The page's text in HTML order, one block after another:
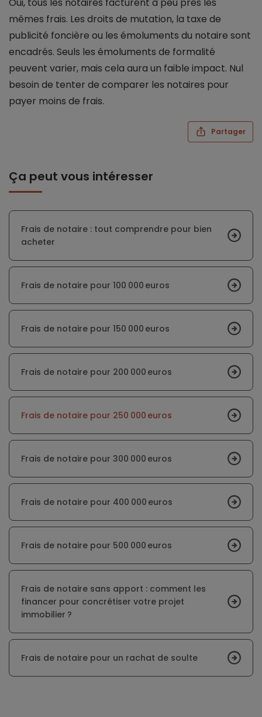
Oui, tous les notaires facturent à peu près les
mêmes frais. Les droits de mutation, la taxe de
publicité foncière ou les émoluments du notaire sont
encadrés. Seuls les émoluments de formalité
peuvent varier, mais cela aura un faible impact. Nul
besoin de tenter de comparer les notaires pour
payer moins de frais.
Partager
ça peut vous intéresser
Frais de notaire : tout comprendre pour bien
acheter
Frais de notaire pour 100 000 euros
Frais de notaire pour 150 000 euros
Frais de notaire pour 200 000 euros
Frais de notaire pour 250 000 euros
Frais de notaire pour 300 000 euros
Frais de notaire pour 400 000 euros
Frais de notaire pour 500 000 euros
Frais de notaire sans apport : comment les
financer pour concrétiser votre projet
immobilier ?
Frais de notaire pour un rachat de soulte